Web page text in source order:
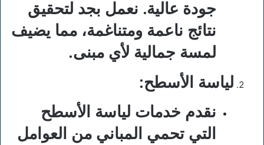
جودة عالية. نعمل بجد لتحقيق
نتائج ناعمة ومتناغمة، مما يضيف
لمسة جمالية لأي مبنى.
لياسة الأسطح:
نقدم خدمات لياسة الأسطح
التي تحمي المباني من العوامل